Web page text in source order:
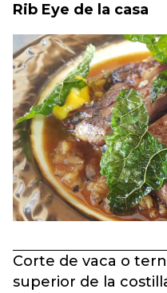
Rib Eye de la casa
Corte de vaca o
superior de la